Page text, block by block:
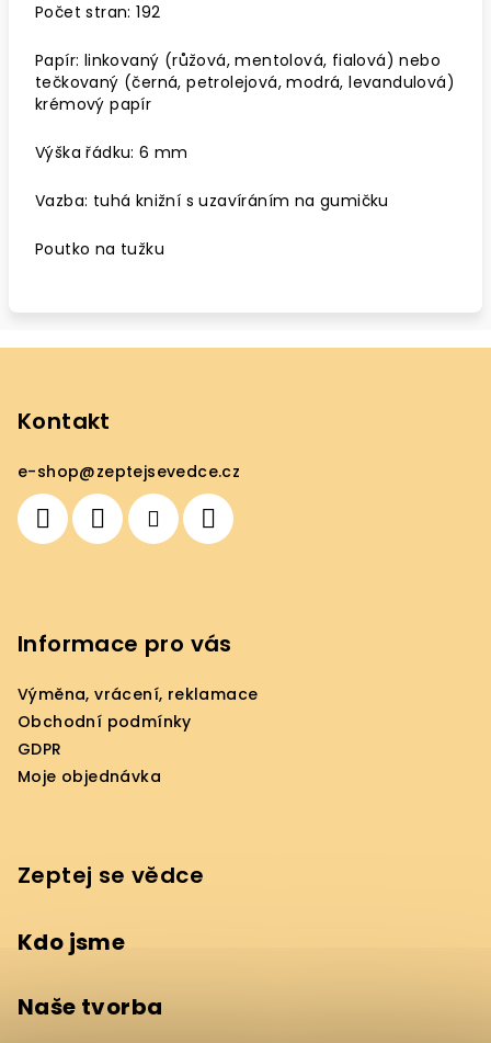
Počet stran: 192
Papír: linkovaný (růžová, mentolová, fialová) nebo
tečkovaný (černá, petrolejová, modrá, levandulová)
krémový papír
Výška řádku: 6 mm
Vazba: tuhá knižní s uzavíráním na gumičku
Poutko na tužku
Kontakt
e-shop@zeptejsevedce.cz
Informace pro vás
Výměna, vrácení, reklamace
Obchodní podmínky
GDPR
Moje objednávka
Zeptej se vědce
Kdo jsme
Naše tvorba